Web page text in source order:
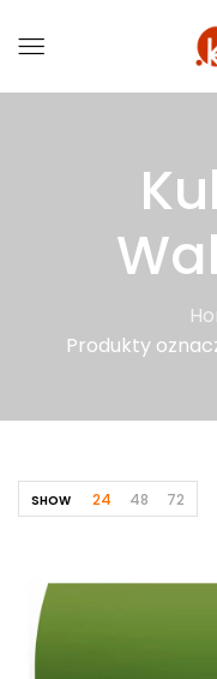
Produkty
SHOW 24 48 72